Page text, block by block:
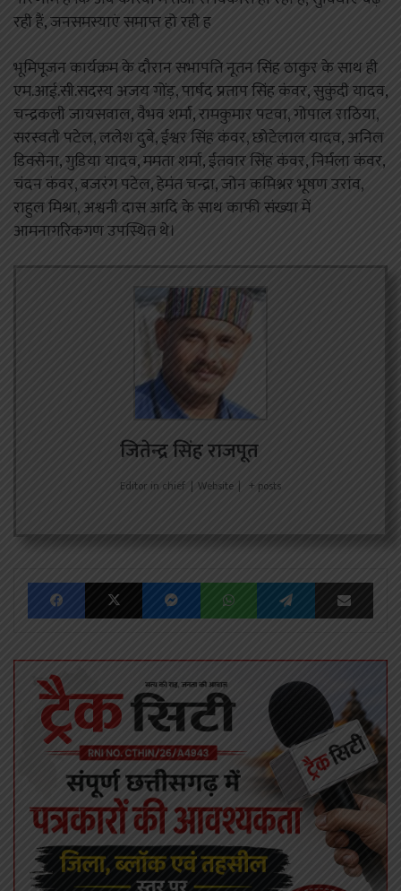
रही हैं, जनसमस्याएं समाप्त हो रही ह
भूमिपूजन कार्यक्रम के दौरान सभापति नूतन सिंह ठाकुर के साथ ही
एम.आई.सी.सदस्य अजय गोंड़, पार्षद प्रताप सिंह कंवर, सुकुंदी यादव,
चन्द्रकली जायसवाल, वैभव शर्मा, रामकुमार पटवा, गोपाल राठिया,
सरस्वती पटेल, ललेश दुबे, ईश्वर सिंह कंवर, छोटेलाल यादव, अनिल
डिक्सेना, गुडिया यादव, ममता शर्मा, ईतवार सिंह कंवर, निर्मला कंवर,
चंदन कंवर, बजरंग पटेल, हेमंत चन्द्रा, जोन कमिश्नर भूषण उरांव,
राहुल मिश्रा, अश्वनी दास आदि के साथ काफी संख्या में
आमनागरिकगण उपस्थित थे।
जितेन्द्र सिंह राजपूत
Editor in chief | Website | + posts
FacebookX MessengerWhatsAppTelegram Share via Email